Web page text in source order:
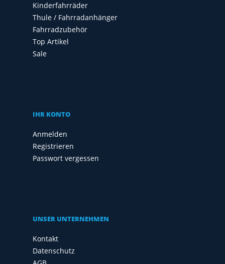
Kinderfahrräder
Thule / Fahrradanhänger
Fahrradzubehör
Top Artikel
Sale
IHR KONTO
Anmelden
Registrieren
Passwort vergessen
UNSER UNTERNEHMEN
Kontakt
Datenschutz